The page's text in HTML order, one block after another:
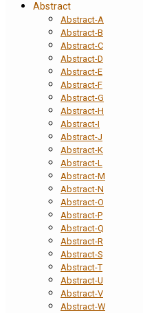
Abstract
Abstract-A
Abstract-B
Abstract-C
Abstract-D
Abstract-E
Abstract-F
Abstract-G
Abstract-H
Abstract-I
Abstract-J
Abstract-K
Abstract-L
Abstract-M
Abstract-N
Abstract-O
Abstract-P
Abstract-Q
Abstract-R
Abstract-S
Abstract-T
Abstract-U
Abstract-V
Abstract-W